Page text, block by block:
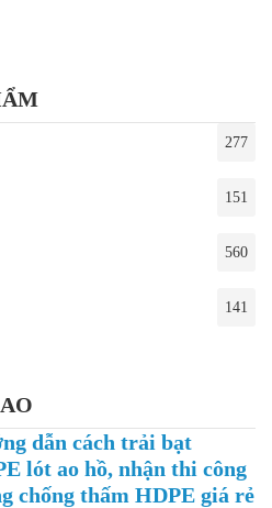
277
151
560
141
dẫn cách trải bạt
lót ao hồ, nhận thi công
chống thấm HDPE giá rẻ